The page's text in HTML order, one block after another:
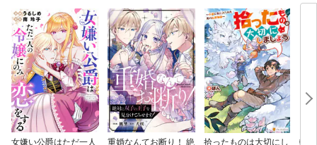
女嫌い公爵はただ一人 重婚なんてお断り！ 絶 拾ったものは大切にし 転